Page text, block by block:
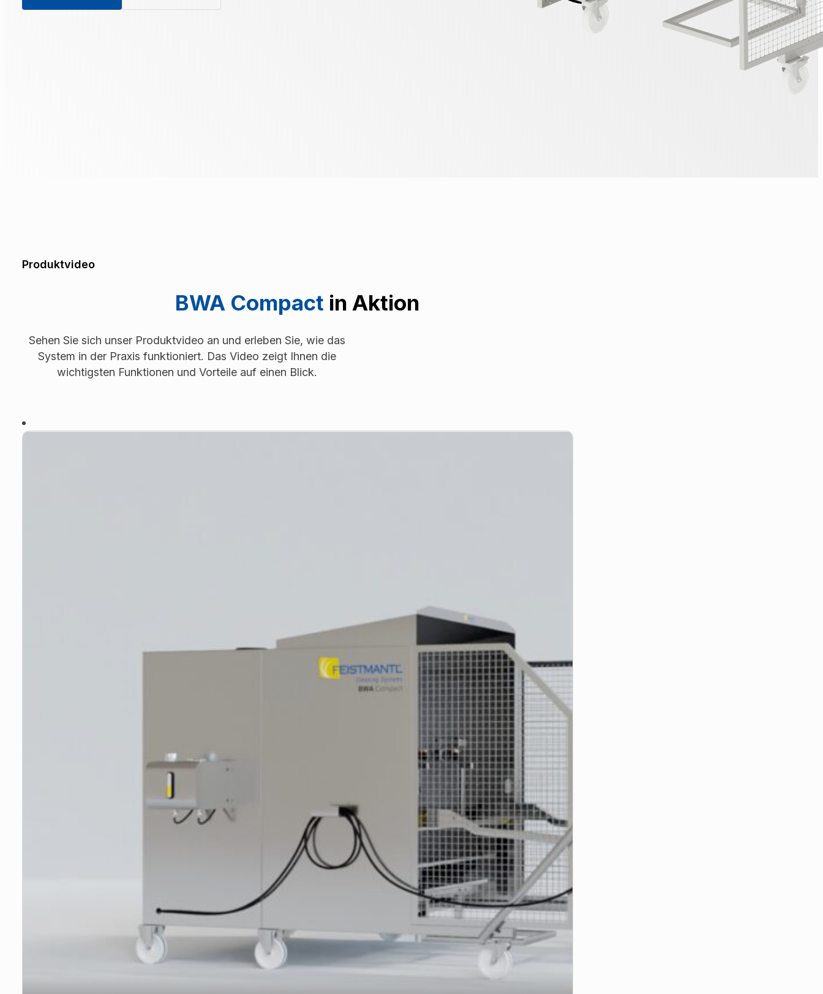
Produktvideo
BWA Compact in Aktion
Sehen Sie sich unser Produktvideo an und erleben Sie, wie das
System in der Praxis funktioniert. Das Video zeigt Ihnen die
wichtigsten Funktionen und Vorteile auf einen Blick.